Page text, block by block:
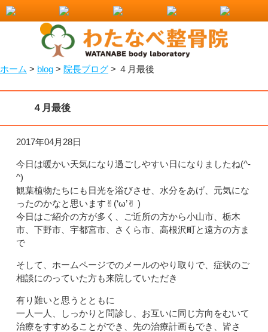
小山市で整骨院をお探しなら！わたなべ整骨院
ホーム > blog > 院長ブログ > ４月最後
４月最後
2017年04月28日
今日は暖かい天気になり過ごしやすい日になりましたね(^-
^)
観葉植物たちにも日光を浴びさせ、水分をあげ、元気にな
ったのかなと思います✌︎(‘ω’✌︎ )
今日はご紹介の方が多く、ご近所の方から小山市、栃木
市、下野市、宇都宮市、さくら市、高根沢町と遠方の方ま
で
そして、ホームページでのメールのやり取りで、症状のご
相談にのっていた方も来院していただき
有り難いと思うとともに
一人一人、しっかりと問診し、お互いに同じ方向をむいて
治療をすすめることができ、先の治療計画もでき、皆さ